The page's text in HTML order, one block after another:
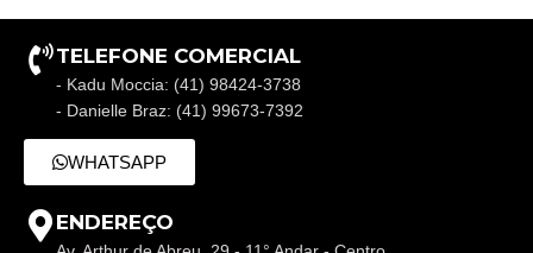
TELEFONE COMERCIAL
- Kadu Moccia: (41) 98424-3738
- Danielle Braz: (41) 99673-7392
WHATSAPP
ENDEREÇO